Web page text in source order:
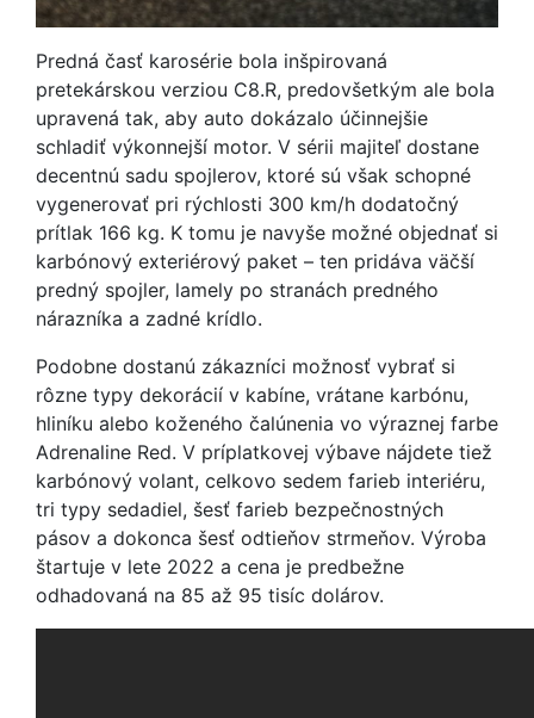
Predná časť karosérie bola inšpirovaná
pretekárskou verziou C8.R, predovšetkým ale bola
upravená tak, aby auto dokázalo účinnejšie
schladiť výkonnejší motor. V sérii majiteľ dostane
decentnú sadu spojlerov, ktoré sú však schopné
vygenerovať pri rýchlosti 300 km/h dodatočný
prítlak 166 kg. K tomu je navyše možné objednať si
karbónový exteriérový paket – ten pridáva väčší
predný spojler, lamely po stranách predného
nárazníka a zadné krídlo.
Podobne dostanú zákazníci možnosť vybrať si
rôzne typy dekorácií v kabíne, vrátane karbónu,
hliníku alebo koženého čalúnenia vo výraznej farbe
Adrenaline Red. V príplatkovej výbave nájdete tiež
karbónový volant, celkovo sedem farieb interiéru,
tri typy sedadiel, šesť farieb bezpečnostných
pásov a dokonca šesť odtieňov strmeňov. Výroba
štartuje v lete 2022 a cena je predbežne
odhadovaná na 85 až 95 tisíc dolárov.